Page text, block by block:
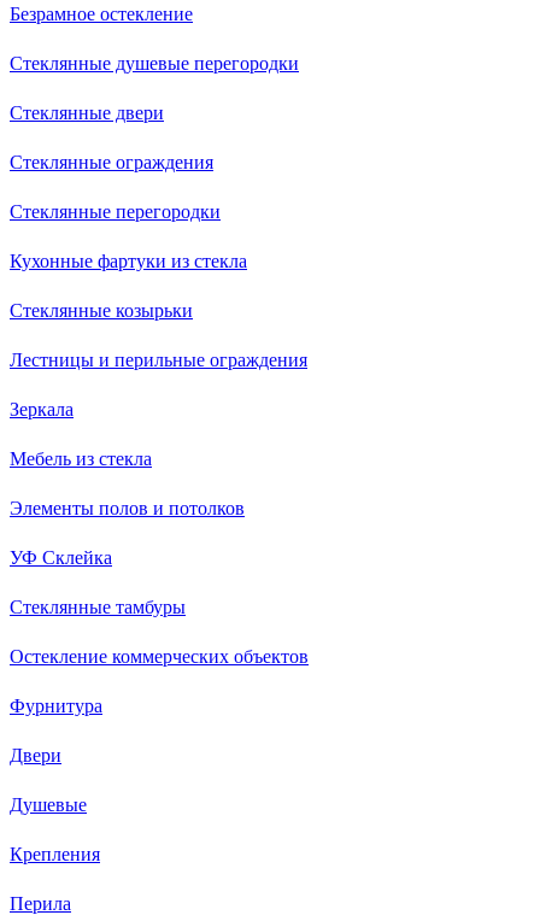
Безрамное остекление
Стеклянные душевые перегородки
Стеклянные двери
Стеклянные ограждения
Стеклянные перегородки
Кухонные фартуки из стекла
Стеклянные козырьки
Лестницы и перильные ограждения
Зеркала
Мебель из стекла
Элементы полов и потолков
УФ Склейка
Стеклянные тамбуры
Остекление коммерческих объектов
Фурнитура
Двери
Душевые
Крепления
Перила